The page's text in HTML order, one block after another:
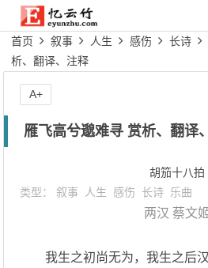
首页 叙事 人生 感伤 长诗
析、翻译、注释
雁飞高兮邈难寻 赏析、翻译
胡笳十八拍
类型：叙事 人生 感伤 长诗 乐曲
两汉 蔡文
我生之初尚无为，我生之后汉
A+